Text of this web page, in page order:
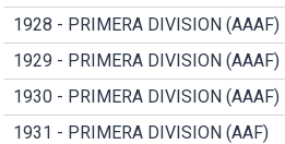
1928 - PRIMERA DIVISION (AAAF)
1929 - PRIMERA DIVISION (AAAF)
1930 - PRIMERA DIVISION (AAAF)
1931 - PRIMERA DIVISION (AAF)